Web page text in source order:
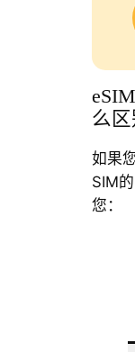
么区
如果
SIM
您：